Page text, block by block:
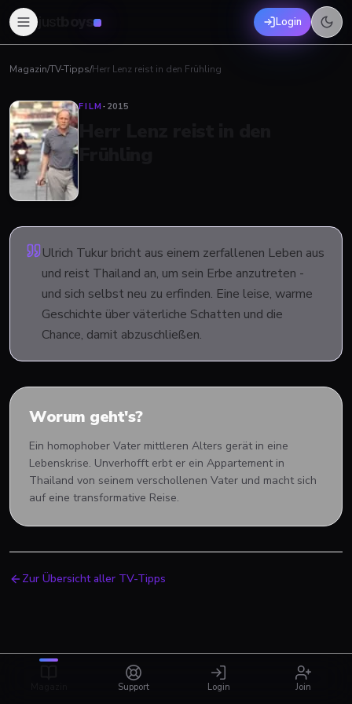
boys Login
Magazin/TV-Tipps/Herr Lenz reist in den Frühling
FILM· 2015
Ulrich Tukur bricht aus einem zerfallenen Leben aus
und reist Thailand an, um sein Erbe anzutreten -
und sich selbst neu zu erfinden. Eine leise, warme
Geschichte über väterliche Schatten und die
Chance, damit abzuschließen.
Worum geht's?
Ein homophober Vater mittleren Alters gerät in eine
Lebenskrise. Unverhofft erbt er ein Appartement in
Thailand von seinem verschollenen Vater und macht sich
auf eine transformative Reise.
Zur Übersicht aller TV-Tipps
Support Login Join